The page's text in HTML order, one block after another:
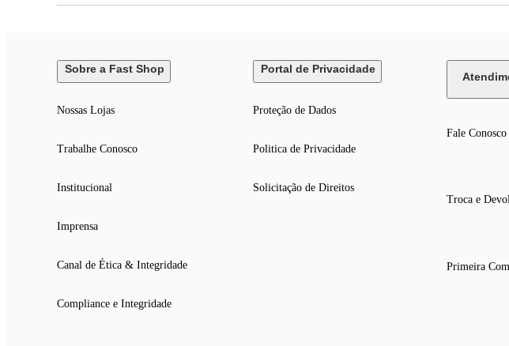
Sobre a Fast Shop
Nossas Lojas
Trabalhe Conosco
Institucional
Imprensa
Canal de Ética & Integridade
Compliance e Integridade
Portal de Privacidade
Proteção de Dados
Politica de Privacidade
Solicitação de Direitos
Fale Conosco
Troca e
Primeira